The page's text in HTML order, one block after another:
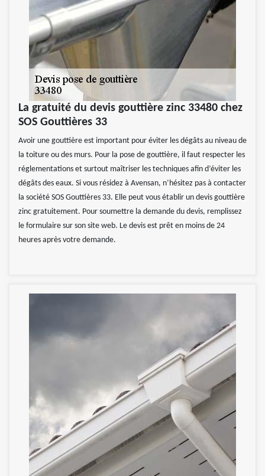
La gratuité du devis gouttière zinc 33480 chez
SOS Gouttières 33
Avoir une gouttière est important pour éviter les dégâts au niveau de
la toiture ou des murs. Pour la pose de gouttière, il faut respecter les
réglementations et surtout maîtriser les techniques afin d’éviter les
dégâts des eaux. Si vous résidez à Avensan, n’hésitez pas à contacter
la société SOS Gouttières 33. Elle peut vous établir un devis gouttière
zinc gratuitement. Pour soumettre la demande du devis, remplissez
le formulaire sur son site web. Le devis est prêt en moins de 24
heures après votre demande.